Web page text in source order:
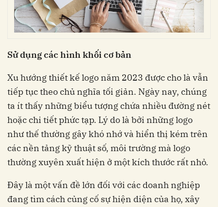
Sử dụng các hình khối cơ bản
Xu hướng thiết kế logo năm 2023 được cho là vẫn
tiếp tục theo chủ nghĩa tối giản. Ngày nay, chúng
ta ít thấy những biểu tượng chứa nhiều đường nét
hoặc chi tiết phức tạp. Lý do là bởi những logo
như thế thường gây khó nhớ và hiển thị kém trên
các nền tảng kỹ thuật số, môi trường mà logo
thường xuyên xuất hiện ở một kích thước rất nhỏ.
Đây là một vấn đề lớn đối với các doanh nghiệp
đang tìm cách củng cố sự hiện diện của họ, xây